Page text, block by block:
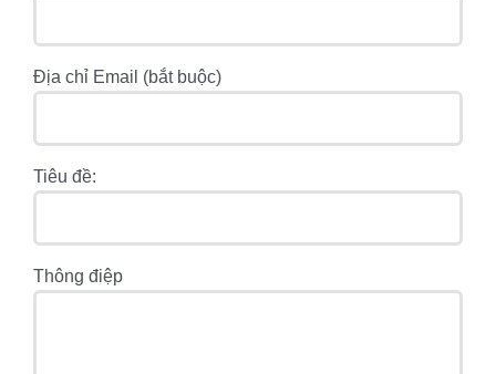
Địa chỉ Email (bắt buộc)
Tiêu đề:
Thông điệp